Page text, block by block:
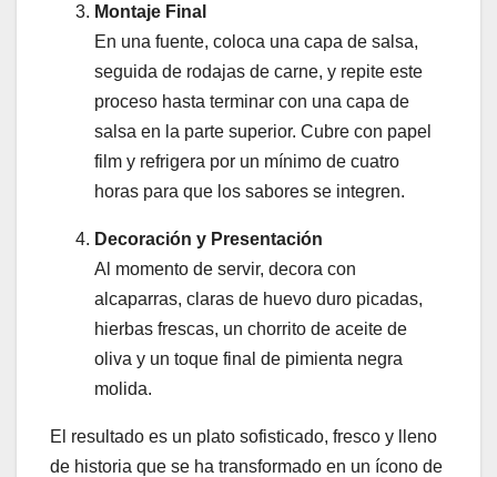
Montaje Final
En una fuente, coloca una capa de salsa,
seguida de rodajas de carne, y repite este
proceso hasta terminar con una capa de
salsa en la parte superior. Cubre con papel
film y refrigera por un mínimo de cuatro
horas para que los sabores se integren.
Decoración y Presentación
Al momento de servir, decora con
alcaparras, claras de huevo duro picadas,
hierbas frescas, un chorrito de aceite de
oliva y un toque final de pimienta negra
molida.
El resultado es un plato sofisticado, fresco y lleno
de historia que se ha transformado en un ícono de